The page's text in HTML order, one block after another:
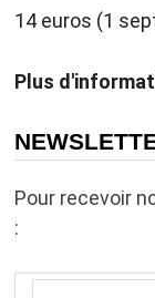
14 euros (1
Plus
Pour recevoir
: